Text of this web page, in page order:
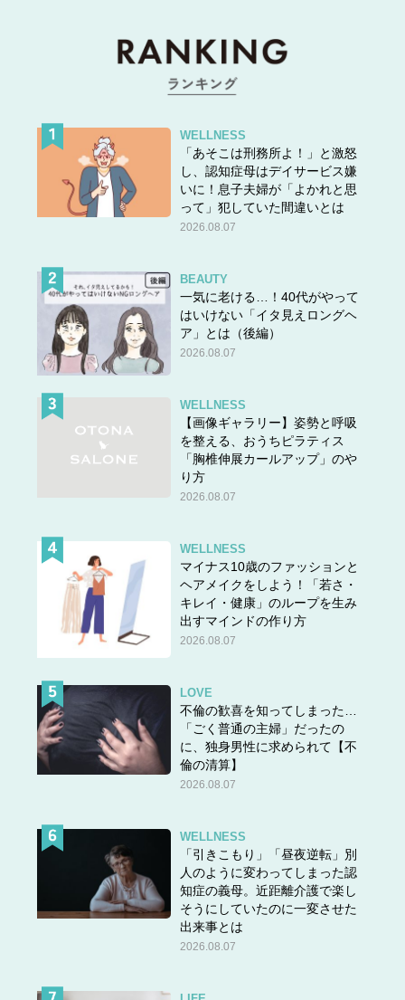
WELLNESS
「あそこは刑務所よ！」と激怒
し、認知症母はデイサービス嫌
いに！息子夫婦が「よかれと思
って」犯していた間違いとは
2026.08.07
BEAUTY
一気に老ける…！40代がやって
はいけない「イタ見えロングヘ
ア」とは（後編）
2026.08.07
WELLNESS
【画像ギャラリー】姿勢と呼吸
を整える、おうちピラティス
「胸椎伸展カールアップ」のや
り方
2026.08.07
WELLNESS
マイナス10歳のファッションと
ヘアメイクをしよう！「若さ・
キレイ・健康」のループを生み
出すマインドの作り方
2026.08.07
LOVE
不倫の歓喜を知ってしまった…
「ごく普通の主婦」だったの
に、独身男性に求められて【不
倫の清算】
2026.08.07
WELLNESS
「引きこもり」「昼夜逆転」別
人のように変わってしまった認
知症の義母。近距離介護で楽し
そうにしていたのに一変させた
出来事とは
2026.08.07